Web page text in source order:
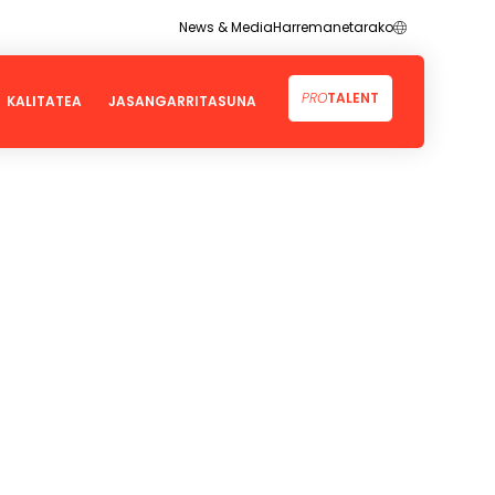
News & MediaHarremanetarako
KALITATEA
Kalitatea
JASANGARRITASUNA
(GJH) Konpromisoa
PROTALENT